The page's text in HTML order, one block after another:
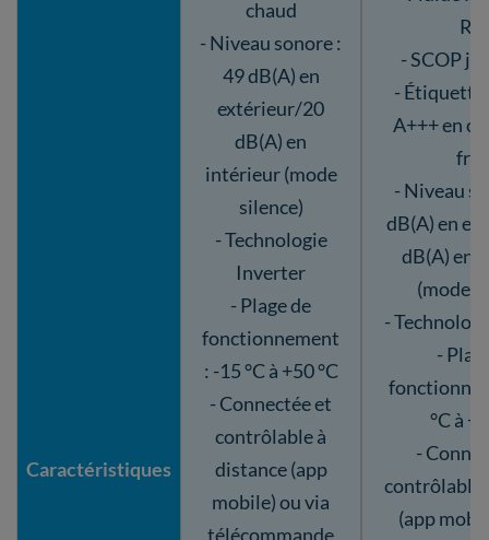
Caractéristiques
chaud
- Niveau sonore :
49 dB(A) en
extérieur/20
dB(A) en
intérieur (mode
silence)
- Technologie
Inverter
- Plage de
fonctionnement
: -15 °C à +50 °C
- Connectée et
contrôlable à
distance (app
mobile) ou via
télécommande
- SCOP
- Étiquette
A+++ en
- Niveau
dB(A) en
dB(A) en
(mode
-
-
°C à
-
contrôlable
(app